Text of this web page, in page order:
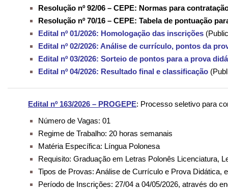
Resolução nº 92/06 – CEPE: Normas para
Resolução nº 70/16 – CEPE: Tabela de pontuação
Edital nº 01/2026: Homologação das inscrições
Edital nº 02/2026: Análise de currículo, pontos da
Edital nº 03/2026: Sorteio de pontos para a prova
Edital nº 04/2026: Resultado final e classificação
Edital nº 163/2026 – PROGEPE: Processo seletivo para
Número de Vagas: 01
Regime de Trabalho: 20 horas semanais
Matéria Específica: Língua Polonesa
Requisito: Graduação em Letras Polonês Licenciatura,
Tipos de Provas: Análise de Currículo e Prova Didática,
Período de Inscrições: 27/04 a 04/05/2026, através do